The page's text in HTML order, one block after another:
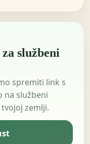
službeni
spremiti link s
na službeni
zemlji.